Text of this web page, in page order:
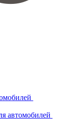
автомобилей